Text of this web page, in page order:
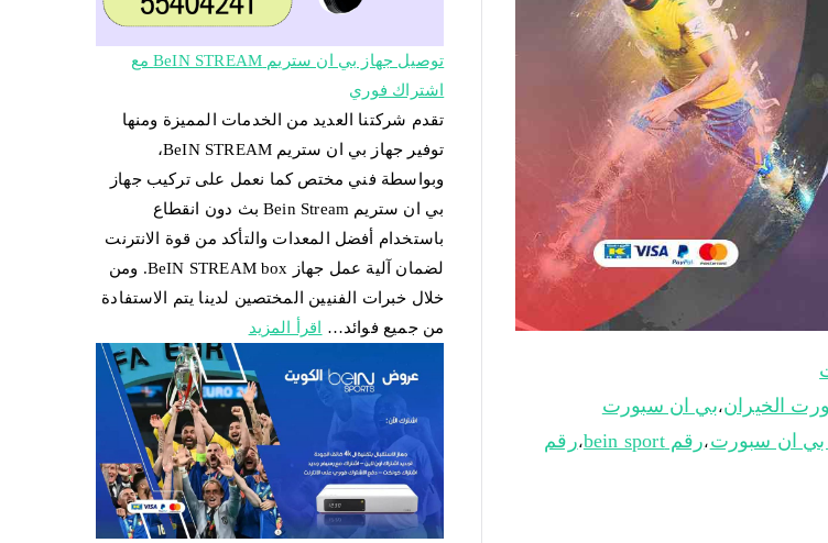
الخيران،بي ان سبورت
بي ان سبورت ،رقم bein sport ،رقم
توصيل جهاز بي ان ستريم BeIN STREAM مع
اشتراك فوري
تقدم شركتنا العديد من الخدمات المميزة ومنها
توفير جهاز بي ان ستريم BeIN STREAM،
وبواسطة فني مختص كما نعمل على تركيب جهاز
بي ان ستريم Bein Stream بث دون انقطاع
باستخدام أفضل المعدات والتأكد من قوة الانترنت
لضمان آلية عمل جهاز BeIN STREAM box. ومن
خلال خبرات الفنيين المختصين لدينا يتم الاستفادة
من جميع فوائد…
اقرأ المزيد